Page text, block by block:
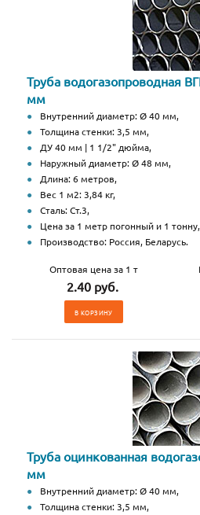
Труба водогазопроводная
мм
Внутренний диаметр: Ø 40 мм,
Толщина стенки: 3,5 мм,
ДУ 40 мм | 1 1/2" дюйма,
Наружный диаметр: Ø 48 мм,
Длина: 6 метров,
Вес 1 м2: 3,84 кг,
Сталь: Ст.3,
Цена за 1 метр погонный и 1 тонну,
Производство: Россия, Беларусь.
Оптовая цена за 1 т
2.40 руб.
В КОРЗИНУ
Труба оцинкованная
мм
Внутренний диаметр: Ø 40 мм,
Толщина стенки: 3,5 мм,